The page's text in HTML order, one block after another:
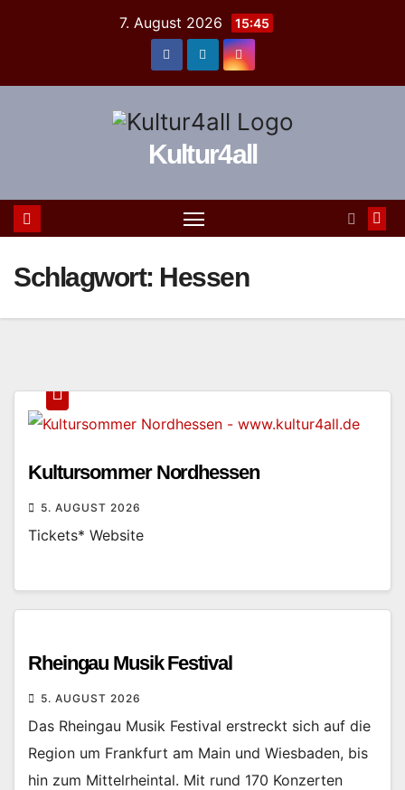
7. August 2026 15:45
Kultur4all
Schlagwort: Hessen
Kultursommer Nordhessen
5. AUGUST 2026
Tickets* Website
Rheingau Musik Festival
5. AUGUST 2026
Das Rheingau Musik Festival erstreckt sich auf die
Region um Frankfurt am Main und Wiesbaden, bis
hin zum Mittelrheintal. Mit rund 170 Konzerten